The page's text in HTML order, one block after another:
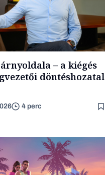
– a kiégés
döntéshozatal
4 perc